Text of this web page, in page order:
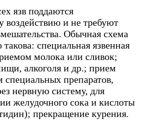
язв поддаются
воздействию и не требуют
Обычная схема
специальная язвенная
молока или сливок;
алкоголя и др.; прием
специальных препаратов,
нервную систему, для
желудочного сока и кислоты
прекращение курения.